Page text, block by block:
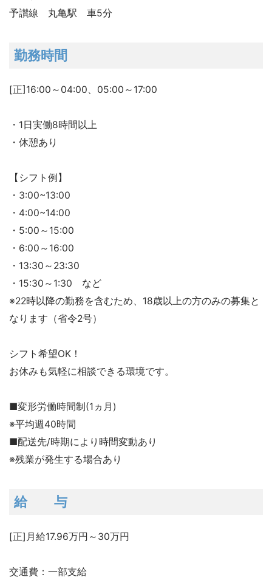
予讃線 丸亀駅 車5分
勤務時間
[正]16:00～04:00、05:00～17:00
・1日実働8時間以上
・休憩あり
【シフト例】
・3:00~13:00
・4:00~14:00
・5:00～15:00
・6:00～16:00
・13:30～23:30
・15:30～1:30 など
※22時以降の勤務を含むため、18歳以上の方のみの募集と
なります（省令2号）
シフト希望OK！
お休みも気軽に相談できる環境です。
■変形労働時間制(1ヵ月)
※平均週40時間
■配送先/時期により時間変動あり
※残業が発生する場合あり
給 与
[正]月給17.96万円～30万円
交通費：一部支給